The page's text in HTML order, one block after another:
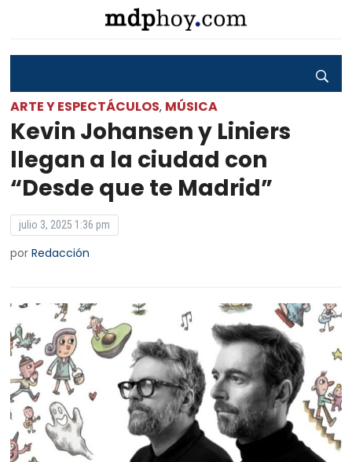
ARTE Y ESPECTÁCULOS, MÚSICA
Kevin Johansen y Liniers
llegan a la ciudad con
“Desde que te Madrid”
julio 3, 2025 1:36 pm
porRedacción